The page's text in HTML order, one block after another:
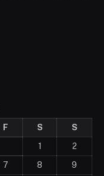
F S
S
1
2
7 8
9